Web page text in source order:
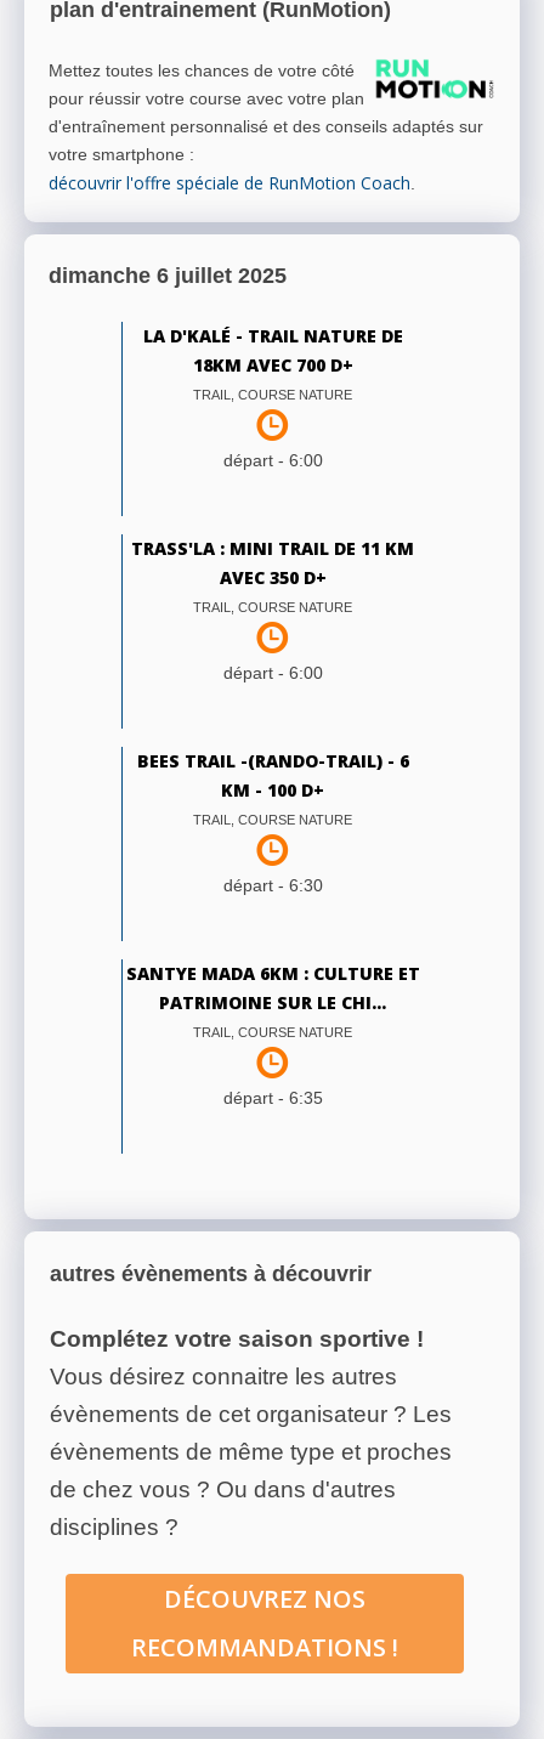
plan d'entrainement (RunMotion)
Mettez toutes les chances de votre côté
pour réussir votre course avec votre plan
d'entraînement personnalisé et des conseils adaptés sur
votre smartphone :
découvrir l'offre spéciale de RunMotion Coach.
dimanche 6 juillet 2025
LA D'KALÉ - TRAIL NATURE DE
18KM AVEC 700 D+
TRAIL, COURSE NATURE
départ - 6:00
TRASS'LA : MINI TRAIL DE 11 KM
AVEC 350 D+
TRAIL, COURSE NATURE
départ - 6:00
BEES TRAIL -(RANDO-TRAIL) - 6
KM - 100 D+
TRAIL, COURSE NATURE
départ - 6:30
SANTYE MADA 6KM : CULTURE ET
PATRIMOINE SUR LE CHI...
TRAIL, COURSE NATURE
départ - 6:35
autres évènements à découvrir
Complétez votre saison sportive !
Vous désirez connaitre les autres
évènements de cet organisateur ? Les
évènements de même type et proches
de chez vous ? Ou dans d'autres
disciplines ?
DÉCOUVREZ NOS
RECOMMANDATIONS !